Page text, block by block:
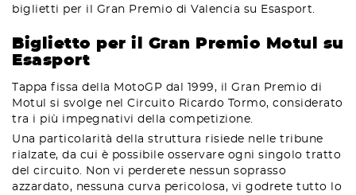
biglietti per il Gran Premio di Valencia su Esasport.
Biglietto per il Gran Premio Motul su
Esasport
Tappa fissa della MotoGP dal 1999, il Gran Premio di
Motul si svolge nel Circuito Ricardo Tormo, considerato
tra i più impegnativi della competizione.
Una particolarità della struttura risiede nelle tribune
rialzate, da cui è possibile osservare ogni singolo tratto
del circuito. Non vi perderete nessun soprasso
azzardato, nessuna curva pericolosa, vi godrete tutto lo